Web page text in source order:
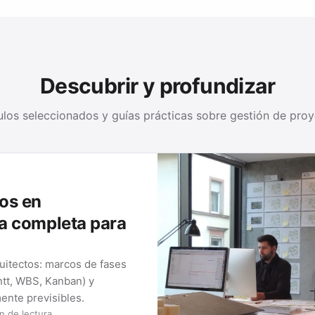
Descubrir y profundizar
seleccionados y guías prácticas sobre gestión de